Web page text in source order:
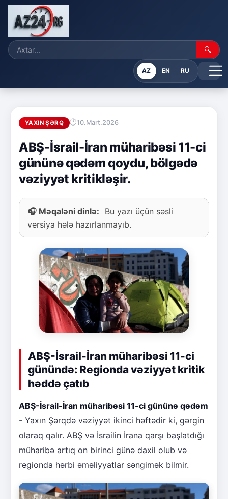
🔍
AZ EN RU
YAXIN ŞƏRQ 10.Mart.2026
ABŞ-İsrail-İran müharibəsi 11-ci
gününə qədəm qoydu, bölgədə
vəziyyət kritikləşir.
🎧 Məqaləni dinlə:
Bu yazı üçün səsli
versiya hələ hazırlanmayıb.
ABŞ-İsrail-İran müharibəsi 11-ci
günündə: Regionda vəziyyət kritik
həddə çatıb
ABŞ-İsrail-İran müharibəsi 11-ci gününə qədəm
- Yaxın Şərqdə vəziyyət ikinci həftədir ki, gərgin
olaraq qalır. ABŞ və İsrailin İrana qarşı başlatdığı
müharibə artıq on birinci günə daxil olub və
regionda hərbi əməliyyatlar səngimək bilmir.